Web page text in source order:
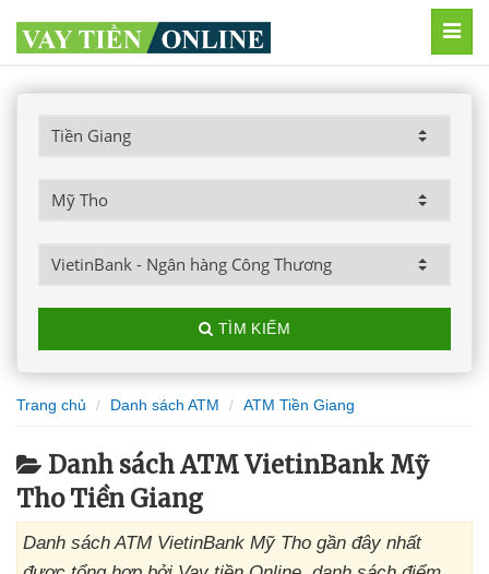
TÌM KIẾM
Trang chủ Danh sách ATM ATM Tiền Giang
Danh sách ATM VietinBank Mỹ
Tho Tiền Giang
Danh sách ATM VietinBank Mỹ Tho gần đây nhất